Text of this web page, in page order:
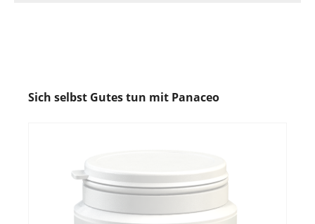
Sich selbst Gutes tun mit Panaceo